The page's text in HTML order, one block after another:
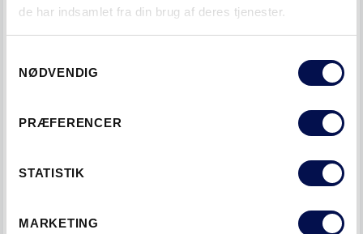
de har indsamlet fra din brug af deres tjenester.
NØDVENDIG
PRÆFERENCER
STATISTIK
MARKETING